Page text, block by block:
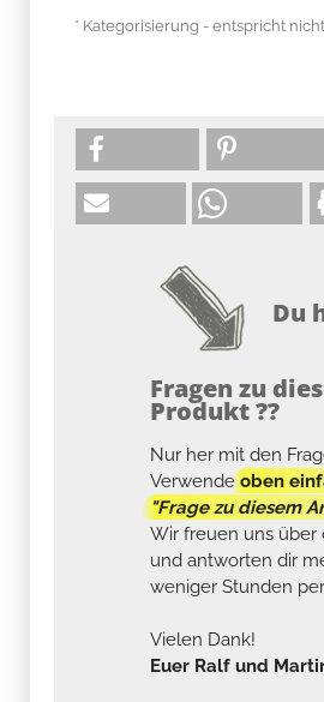
* Kategorisierung - entspricht
Du
Fragen zu
Produkt ??
Nur her mit den
Verwendeoben
"Frage zu diesem
Wir freuen uns über
und antworten dir
weniger Stunden per
Vielen Dank!
Euer Ralf und